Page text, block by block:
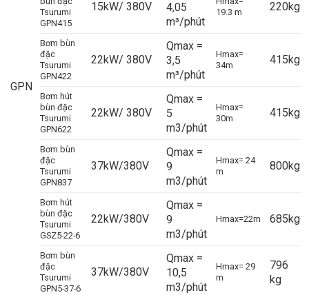
GPN
Tsurumi
GPN415
15kW/ 380V
4,05
m³/phút
19.3 m
220kg
Bơm bùn
đặc
Tsurumi
GPN422
22kW/ 380V
Qmax =
3,5
m³/phút
Hmax=
34m
415kg
Bơm hút
bùn đặc
Tsurumi
GPN622
22kW/ 380V
Qmax =
5
m3/phút
Hmax=
30m
415kg
Bơm bùn
đặc
Tsurumi
GPN837
37kW/380V
Qmax =
9
m3/phút
Hmax= 24
m
800kg
Bơm hút
bùn đặc
Tsurumi
GSZ5-22-6
22kW/380V
Qmax =
9
m3/phút
Hmax=22m 685kg
Bơm bùn
đặc
Tsurumi
GPN5-37-6
37kW/380V
Qmax =
10,5
m3/phút
Hmax= 29
m
796
kg